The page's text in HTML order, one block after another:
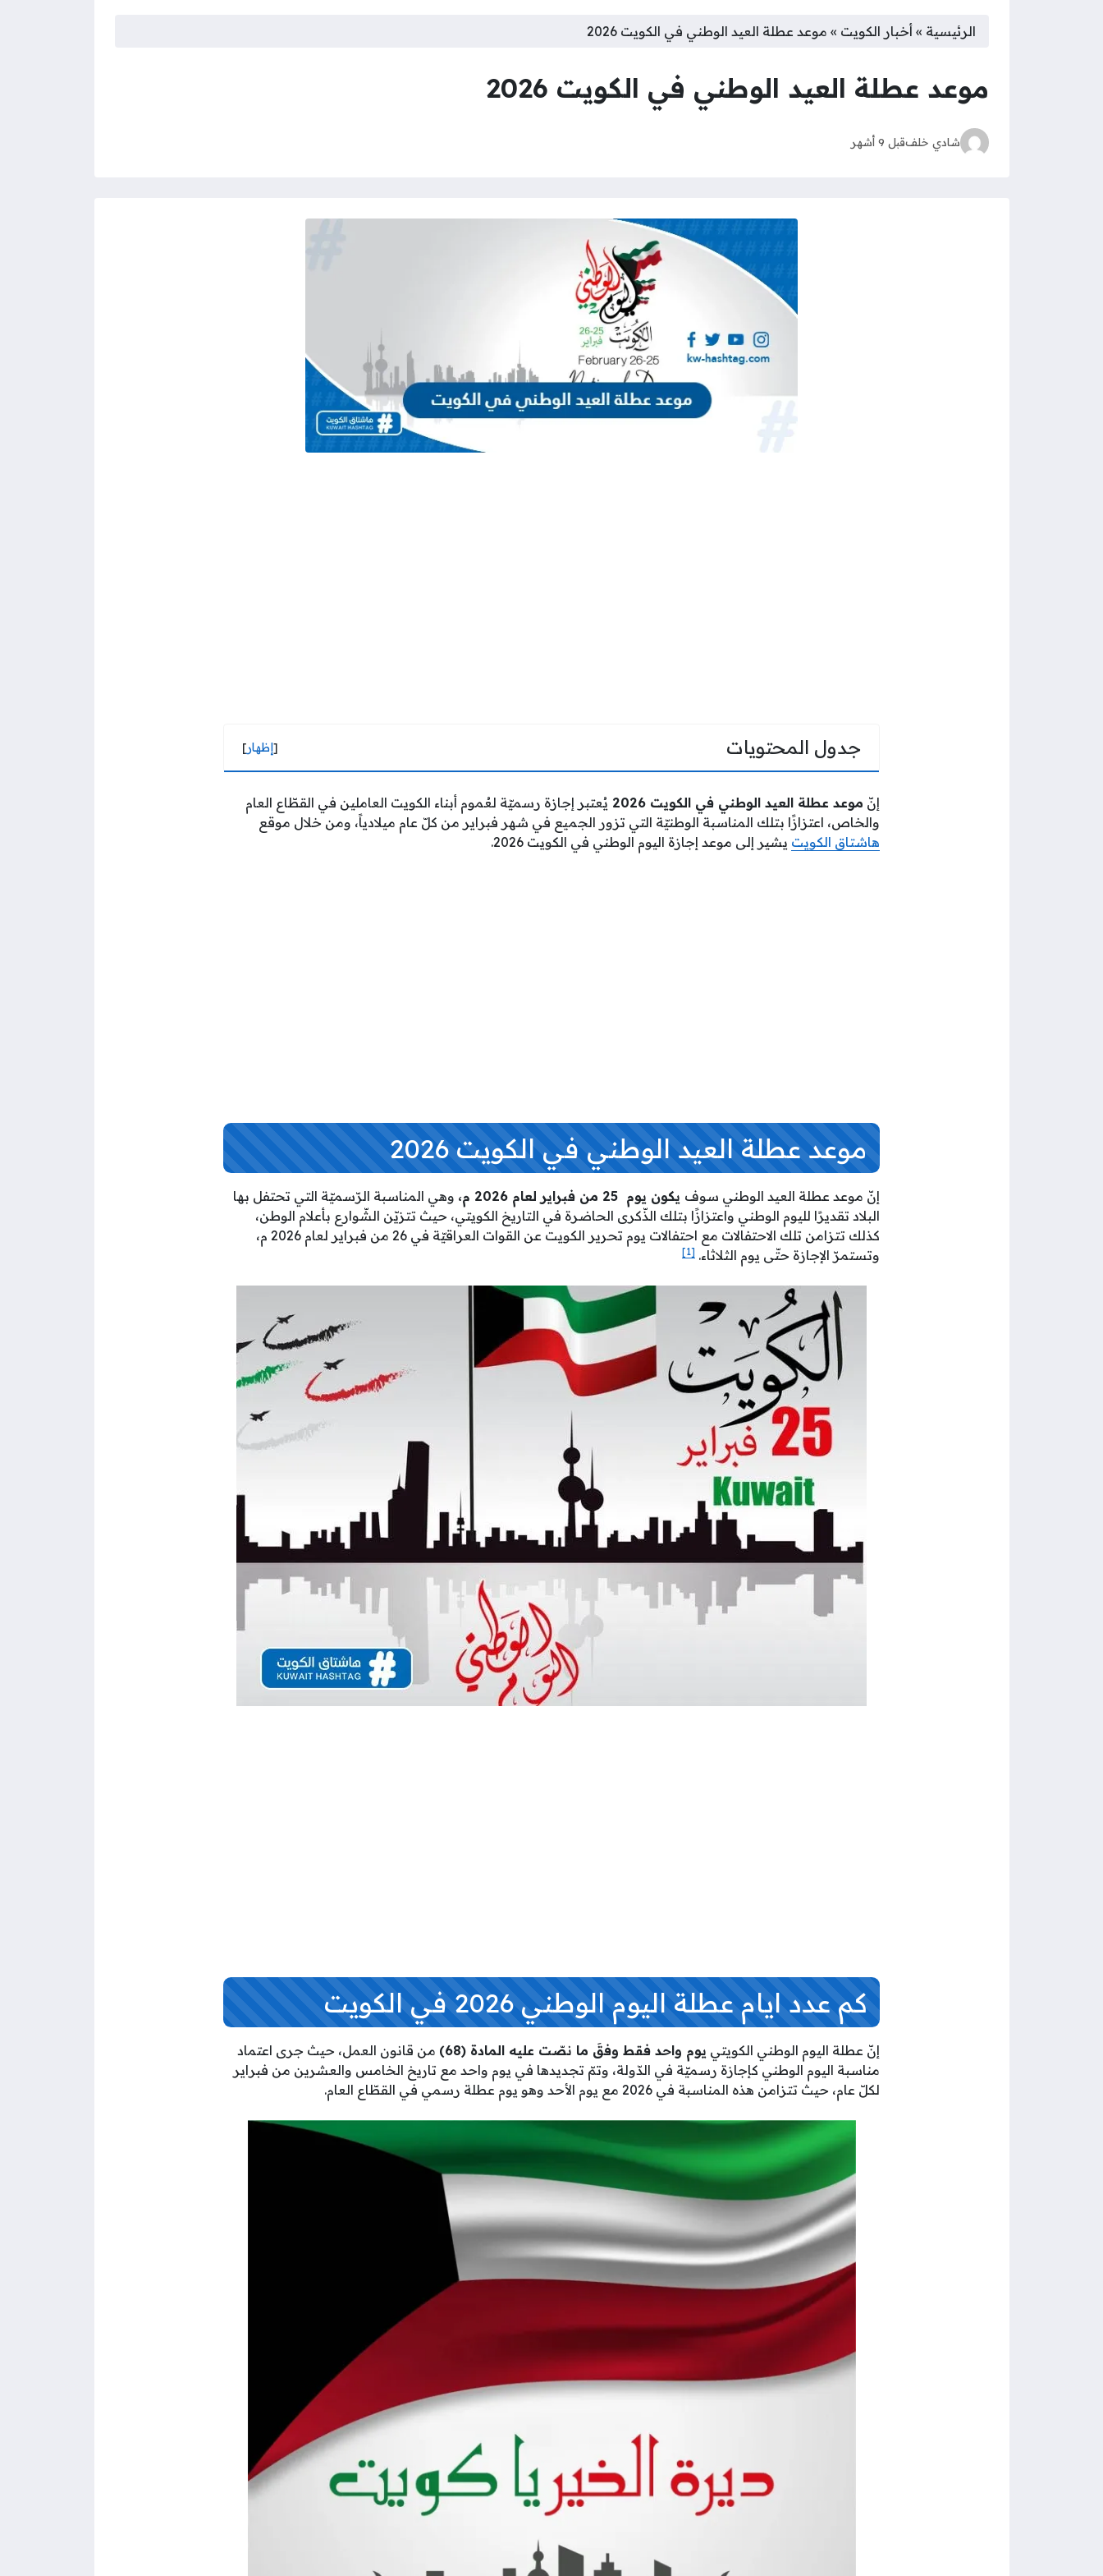
الرئيسية »أخبار الكويت » موعد عطلة العيد الوطني في الكويت 2026
موعد عطلة العيد الوطني في الكويت 2026
شادي خلفقبل 9 أشهر
جدول المحتويات [إظهار]
إنّ موعد عطلة العيد الوطني في الكويت 2026
يُعتبر إجازة رسميّة لعُموم أبناء الكويت العاملين في القطّاع العام
والخاص، اعتزازًا بتلك المناسبة الوطنيّة التي تزور الجميع في شهر فبراير من كلّ عام ميلادياً، ومن خلال موقع
هاشتاق الكويت يشير إلى موعد إجازة اليوم الوطني في الكويت 2026.
موعد عطلة العيد الوطني في الكويت 2026
إنّ موعد عطلة العيد الوطني سوف يكون يوم 25 من فبراير لعام 2026 م،
وهي المناسبة الرّسميّة التي تحتفل بها
البلاد تقديرًا لليوم الوطني واعتزازًا بتلك الذّكرى الحاضرة في التاريخ الكويتي، حيث تتزيّن الشّوارع بأعلام الوطن،
كذلك تتزامن تلك الاحتفالات مع احتفالات يوم تحرير الكويت عن القوات العراقيّة في 26 من فبراير لعام 2026 م،
وتستمرّ الإجازة حتّى يوم الثلاثاء. [1]
كم عدد ايام عطلة اليوم الوطني 2026 في الكويت
إنّ عطلة اليوم الوطني الكويتي يوم واحد فقط وفقَ ما نصّت عليه المادة (68)
من قانون العمل، حيث جرى اعتماد
مناسبة اليوم الوطني كإجازة رسميّة في الدّولة، وتمّ تجديدها في يوم واحد مع تاريخ الخامس والعشرين من فبراير
لكلّ عام، حيث تتزامن هذه المناسبة في 2026 مع يوم الأحد وهو يوم عطلة رسمي في القطّاع العام.